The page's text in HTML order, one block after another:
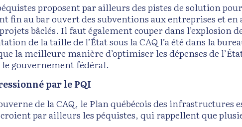
proposent par ailleurs des pistes de solution
fin au bar ouvert des subventions aux entreprises et
bâclés. Il faut également couper dans l’explosion
de la taille de l’État sous la CAQ l’a été dans la
la meilleure manière d’optimiser les dépenses de
gouvernement fédéral.
par le PQI
de la CAQ, le Plan québécois des infrastructures
par ailleurs les péquistes, qui rappellent que